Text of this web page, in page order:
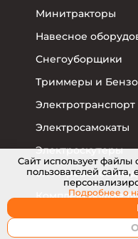
Минитракторы
Навесное
Снегоуборщики
Триммеры и
Электротранспорт
Электросамокаты
Электроскутеры
Комплектующие
Cайт использует
пользователей
Подробнее о